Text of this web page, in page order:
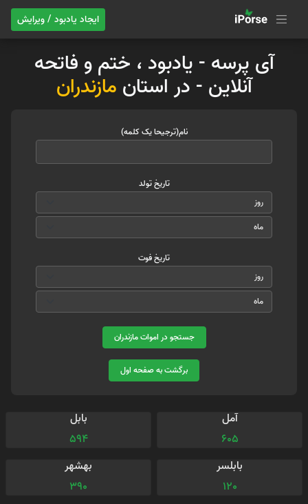
ایجاد یادبود / ویرایش
آی پرسه - یادبود ، ختم و فاتحه
آنلاین - در استان مازندران
نام(ترجیحا یک کلمه)
تاریخ تولد
تاریخ فوت
جستجو در اموات مازندران
برگشت به صفحه اول
آمل
605
بابل
594
بابلسر
120
بهشهر
390